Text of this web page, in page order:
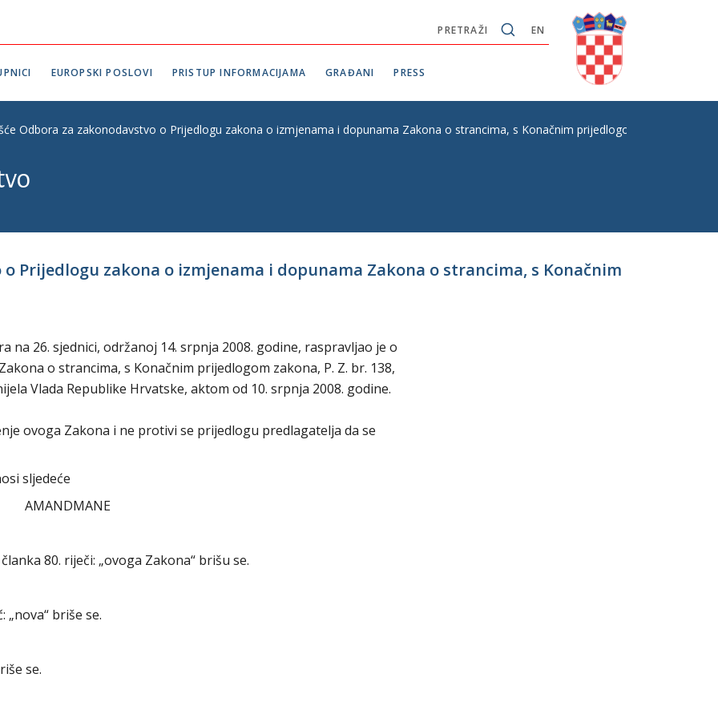
EN
PRETRAŽI
EUROPSKI POSLOVI PRISTUP INFORMACIJAMA GRAĐANI PRESS
Odbora za zakonodavstvo o Prijedlogu zakona o izmjenama i dopunama Zakona o strancima, s Konačnim prijedlogom zakona, P. Z.
Prijedlogu zakona o izmjenama i dopunama Zakona o strancima, s Konačnim
na 26. sjednici, održanoj 14. srpnja 2008. godine, raspravljao je o
o strancima, s Konačnim prijedlogom zakona, P. Z. br. 138,
Vlada Republike Hrvatske, aktom od 10. srpnja 2008. godine.
ovoga Zakona i ne protivi se prijedlogu predlagatelja da se
sljedeće
AMANDMANE
80. riječi: „ovoga Zakona“ brišu se.
briše se.
se.